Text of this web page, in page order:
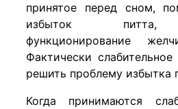
принятое перед сном,
избыток питта,
функционирование
Фактически
решить проблему избытка
Когда принимаются